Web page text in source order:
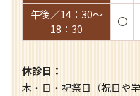
午後／14：30～
18：30
〇
休診日：
木・日・祝祭日（祝日や